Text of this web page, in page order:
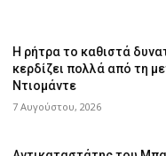
Η ρήτρα το καθιστά
κερδίζει πολλά από τη
Ντιομάντε
7 Αυγούστου, 2026